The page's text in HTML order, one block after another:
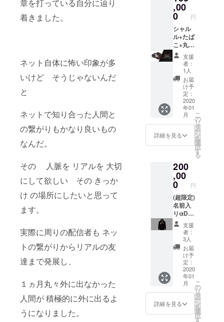
章を打っている自分に辿り
着きました。
ネット自体に怖い印象が多
いけど そうじゃないんだ
と
ネットで知り合った人間と
の繋がりもかなり良いもの
なんだ。
その 人脈を リアルを 大切
にして欲しい その きっか
け の場所にしたいと思って
ます。
実際に周りの配信者も ネッ
トの繋がりからリアルの友
達まで発展し、
１ヵ月丸々外に出なかった
人間が 積極的に外に出るよ
うになりました。
ドファ
ンディ
ング限
定) αD
全員集
合クッ
ション
(クラウ
ドファ
ンディ
ング限
定品) 希
望選手
のオリ
ジナル
サイン
色紙 イ
ベント
参加メ
チェキ1
回撮影
券
りとか
しま
す!!)
,00
0 円
シャル
ル+たば
こ+丸の
内サ
ディス
ティッ
ク+人と
して 更
に希望
された
曲(僕の
知らな
い歌で
もok) を
入れた
特別限
CD(サ
イン付
き) 開店
αDイベ
ント(オ
フ会)優
待券
支援
者：
1人
お届
け予
定：
2020
年01
月
詳細を見る
こ
の
リ
タ
ー
ン
を
選
択
す
る
200
,00
0 円
(超限定)
名前入
りαDユ
ニ
フォー
月に1回
好きな
αD選手
とデュ
オゲリ
会員
※VIP会
員特典
詳細 ❶
支援
者：
3人
お届
け予
定：
2020
年01
月
詳細を見る
こ
の
リ
タ
ー
ン
を
選
択
す